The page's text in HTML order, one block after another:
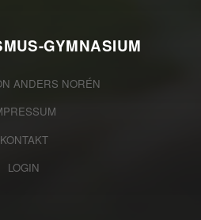
GYMNASIUM
ANDERS NORÉN
KONTAKT
LOGIN